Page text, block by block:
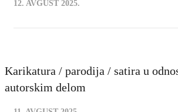
12. AVGUST 2025.
Karikatura / parodija / satira u
autorskim delom